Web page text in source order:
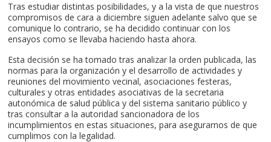
Tras estudiar distintas posibilidades, y a la vista de que nuestros
compromisos de cara a diciembre siguen adelante salvo que se
comunique lo contrario, se ha decidido continuar con los
ensayos como se llevaba haciendo hasta ahora.
Esta decisión se ha tomado tras analizar la orden publicada, las
normas para la organización y el desarrollo de actividades y
reuniones del movimiento vecinal, asociaciones festeras,
culturales y otras entidades asociativas de la secretaria
autonómica de salud pública y del sistema sanitario público y
tras consultar a la autoridad sancionadora de los
incumplimientos en estas situaciones, para asegurarnos de que
cumplimos con la legalidad.